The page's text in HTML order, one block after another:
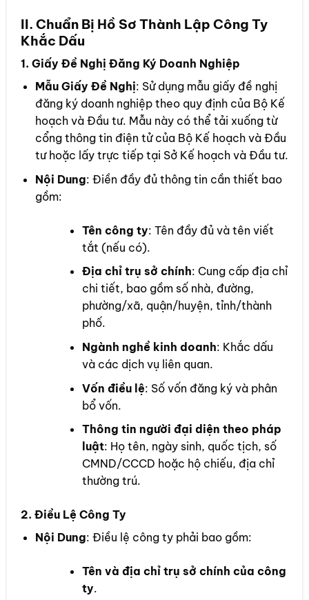
II. Chuẩn Bị Hồ Sơ Thành Lập Công Ty
Khắc Dấu
1. Giấy Đề Nghị Đăng Ký Doanh Nghiệp
Mẫu Giấy Đề Nghị: Sử dụng mẫu giấy đề nghị
đăng ký doanh nghiệp theo quy định của Bộ Kế
hoạch và Đầu tư. Mẫu này có thể tải xuống từ
cổng thông tin điện tử của Bộ Kế hoạch và Đầu
tư hoặc lấy trực tiếp tại Sở Kế hoạch và Đầu tư.
Nội Dung: Điền đầy đủ thông tin cần thiết bao
gồm:
Tên công ty: Tên đầy đủ và tên viết
tắt (nếu có).
Địa chỉ trụ sở chính: Cung cấp địa chỉ
chi tiết, bao gồm số nhà, đường,
phường/xã, quận/huyện, tỉnh/thành
phố.
Ngành nghề kinh doanh: Khắc dấu
và các dịch vụ liên quan.
Vốn điều lệ: Số vốn đăng ký và phân
bổ vốn.
Thông tin người đại diện theo pháp
luật: Họ tên, ngày sinh, quốc tịch, số
CMND/CCCD hoặc hộ chiếu, địa chỉ
thường trú.
2. Điều Lệ Công Ty
Nội Dung: Điều lệ công ty phải bao gồm:
Tên và địa chỉ trụ sở chính của công
ty.